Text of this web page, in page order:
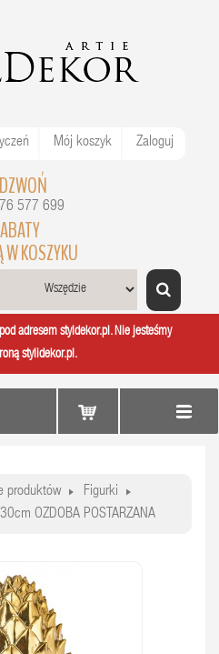
Mój koszyk Zaloguj
577 699
W KOSZYKU
adresem styldekor.pl. Nie jesteśmy
stylidekor.pl.
produktów
Figurki
OZDOBA POSTARZANA